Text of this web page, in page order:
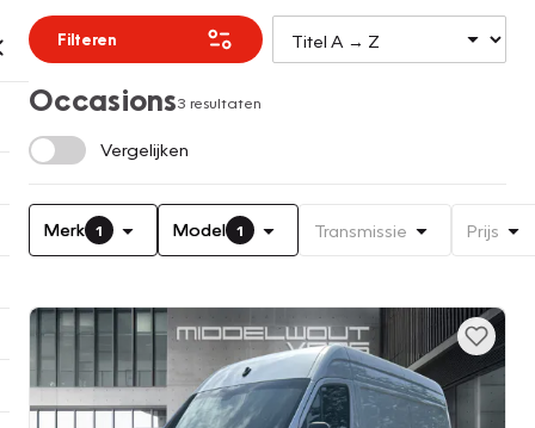
Filteren
Occasions3 resultaten
Vergelijken
Merk 1 Model 1 Transmissie Prijs